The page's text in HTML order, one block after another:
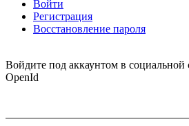
Войти
Регистрация
Восстановление пароля
Войдите под аккаунтом в
OpenId